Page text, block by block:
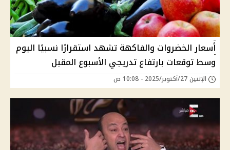
أسعار الخضروات والفاكهة تشهد استقرارًا نسبيًا اليوم
وسط توقعات بارتفاع تدريجي الأسبوع المقبل
الإثنين 27/أكتوبر/2025 - 10:08 ص